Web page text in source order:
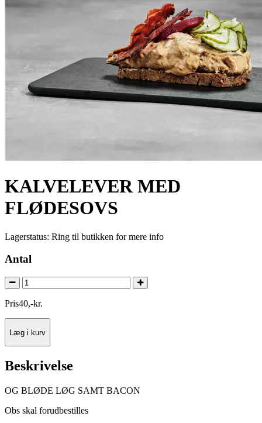
KALVELEVER MED
FLØDESOVS
Lagerstatus: Ring til butikken for mere info
Antal
Pris40,-kr.
Læg i kurv
Beskrivelse
OG BLØDE LØG SAMT BACON
Obs skal forudbestilles